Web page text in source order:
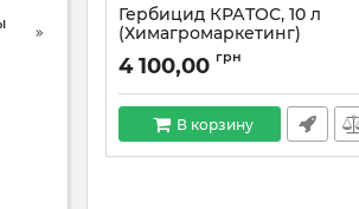
Гербицид КРАТОС, 10 л
(Химагромаркетинг)
4 100,00 грн
В корзину